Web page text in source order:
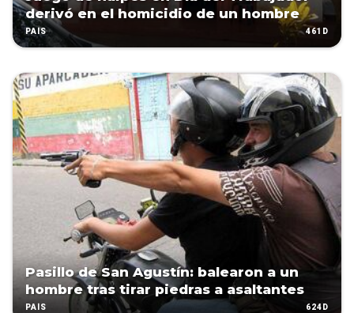
derivó en el homicidio de un hombre
PAÍS 461D
Pasillo de San Agustín: balearon a un
hombre tras tirar piedras a asaltantes
PAÍS 624D